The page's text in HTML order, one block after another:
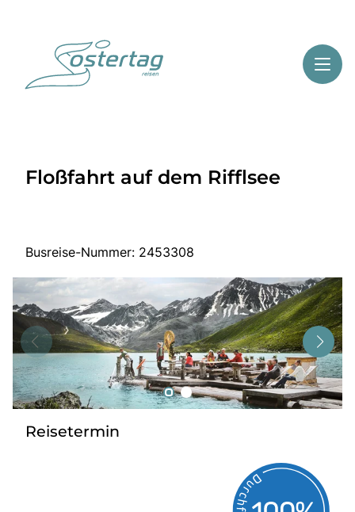
Highlights
Start
Mehrtagesreisen
Tagesreisen
Bus anmieten
Service
Kontakt
Floßfahrt auf dem Rifflsee
Busreise-Nummer: 2453308
Reisetermin